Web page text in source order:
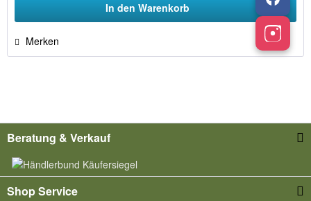
In den Warenkorb
Merken
Beratung & Verkauf
Shop Service